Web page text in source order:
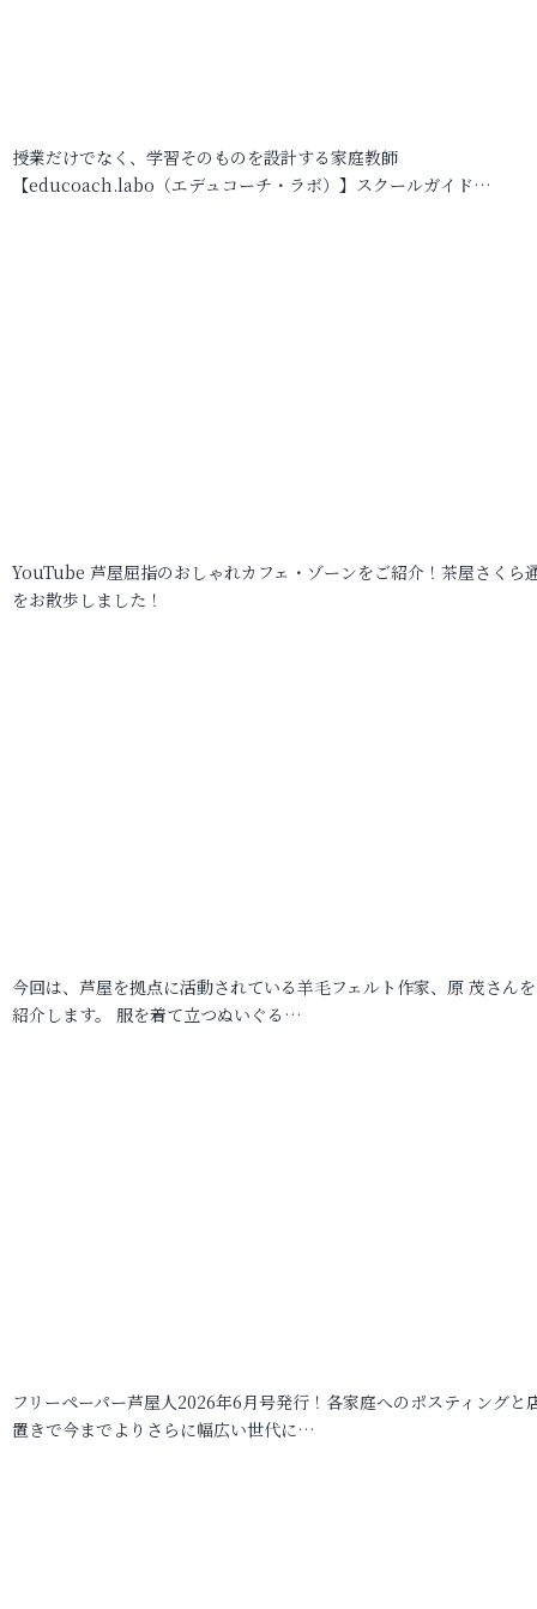
授業だけでなく、学習そのものを設計する家庭教師
【educoach.labo（エデュコーチ・ラボ）】スクールガイド…
YouTube 芦屋屈指のおしゃれカフェ・ゾーンをご紹介！茶屋さくら
をお散歩しました！
今回は、芦屋を拠点に活動されている羊毛フェルト作家、原 茂さん
紹介します。 服を着て立つぬいぐる…
フリーペーパー芦屋人2026年6月号発行！各家庭へのポスティングと
置きで今までよりさらに幅広い世代に…